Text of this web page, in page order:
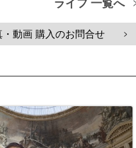
ライフ 一覧へ
動画 購入のお問合せ >